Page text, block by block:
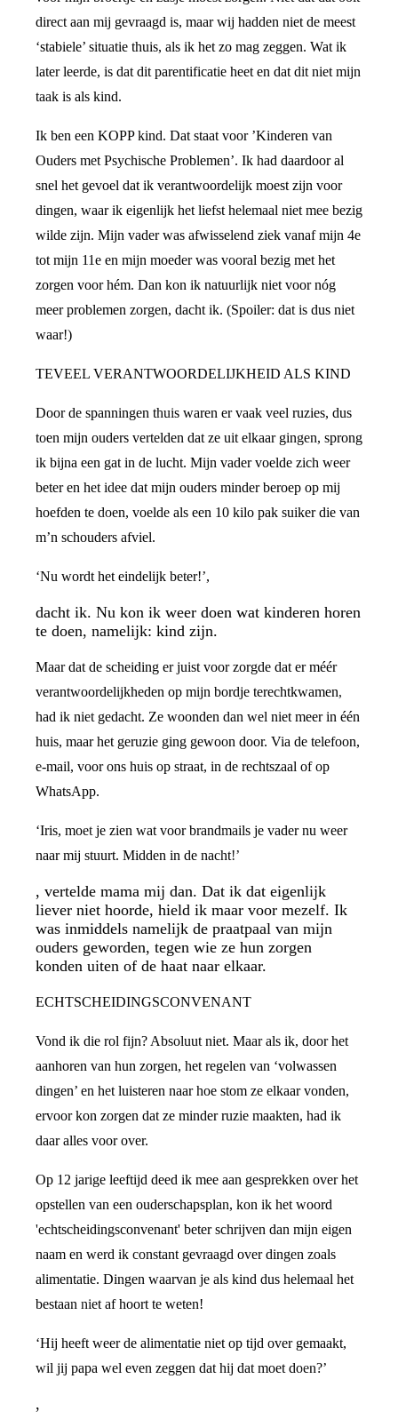
direct aan mij gevraagd is, maar wij hadden niet de meest
‘stabiele’ situatie thuis, als ik het zo mag zeggen. Wat ik
later leerde, is dat dit parentificatie heet en dat dit niet mijn
taak is als kind.
Ik ben een KOPP kind. Dat staat voor ’Kinderen van
Ouders met Psychische Problemen’. Ik had daardoor al
snel het gevoel dat ik verantwoordelijk moest zijn voor
dingen, waar ik eigenlijk het liefst helemaal niet mee bezig
wilde zijn. Mijn vader was afwisselend ziek vanaf mijn 4e
tot mijn 11e en mijn moeder was vooral bezig met het
zorgen voor hém. Dan kon ik natuurlijk niet voor nóg
meer problemen zorgen, dacht ik. (Spoiler: dat is dus niet
waar!)
TEVEEL VERANTWOORDELIJKHEID ALS KIND
Door de spanningen thuis waren er vaak veel ruzies, dus
toen mijn ouders vertelden dat ze uit elkaar gingen, sprong
ik bijna een gat in de lucht. Mijn vader voelde zich weer
beter en het idee dat mijn ouders minder beroep op mij
hoefden te doen, voelde als een 10 kilo pak suiker die van
m’n schouders afviel.
‘Nu wordt het eindelijk beter!’,
dacht ik. Nu kon ik weer doen wat kinderen horen
te doen, namelijk: kind zijn.
Maar dat de scheiding er juist voor zorgde dat er méér
verantwoordelijkheden op mijn bordje terechtkwamen,
had ik niet gedacht. Ze woonden dan wel niet meer in één
huis, maar het geruzie ging gewoon door. Via de telefoon,
e-mail, voor ons huis op straat, in de rechtszaal of op
WhatsApp.
‘Iris, moet je zien wat voor brandmails je vader nu weer
naar mij stuurt. Midden in de nacht!’
, vertelde mama mij dan. Dat ik dat eigenlijk
liever niet hoorde, hield ik maar voor mezelf. Ik
was inmiddels namelijk de praatpaal van mijn
ouders geworden, tegen wie ze hun zorgen
konden uiten of de haat naar elkaar.
ECHTSCHEIDINGSCONVENANT
Vond ik die rol fijn? Absoluut niet. Maar als ik, door het
aanhoren van hun zorgen, het regelen van ‘volwassen
dingen’ en het luisteren naar hoe stom ze elkaar vonden,
ervoor kon zorgen dat ze minder ruzie maakten, had ik
daar alles voor over.
Op 12 jarige leeftijd deed ik mee aan gesprekken over het
opstellen van een ouderschapsplan, kon ik het woord
'echtscheidingsconvenant' beter schrijven dan mijn eigen
naam en werd ik constant gevraagd over dingen zoals
alimentatie. Dingen waarvan je als kind dus helemaal het
bestaan niet af hoort te weten!
‘Hij heeft weer de alimentatie niet op tijd over gemaakt,
wil jij papa wel even zeggen dat hij dat moet doen?’
,